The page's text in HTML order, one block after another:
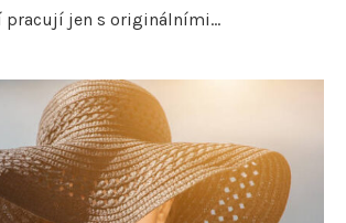
pracují jen s originálními…